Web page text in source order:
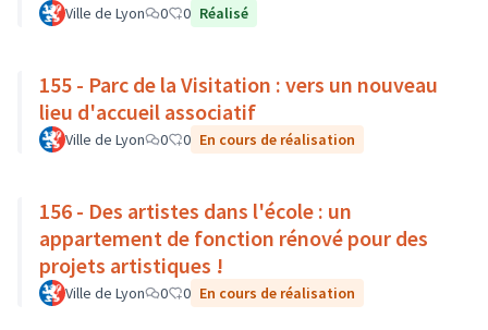
Ville de Lyon 0 0 Réalisé
155 - Parc de la Visitation : vers un nouveau
lieu d'accueil associatif
Ville de Lyon 0 0 En cours de réalisation
156 - Des artistes dans l'école : un
appartement de fonction rénové pour des
projets artistiques !
Ville de Lyon 0 0 En cours de réalisation